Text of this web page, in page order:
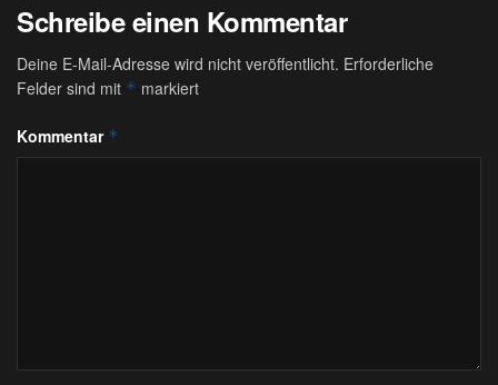
Schreibe einen Kommentar
Deine E-Mail-Adresse wird nicht veröffentlicht. Erforderliche
Felder sind mit * markiert
Kommentar *